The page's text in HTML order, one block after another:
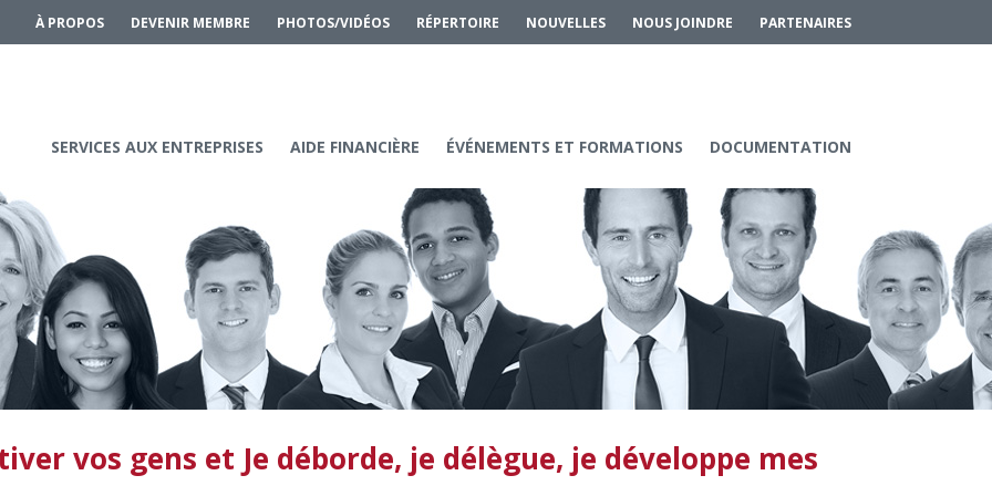
À PROPOS DEVENIR MEMBRE PHOTOS/VIDÉOS RÉPERTOIRE NOUVELLES NOUS JOINDRE PARTENAIRES
SERVICES AUX ENTREPRISES AIDE FINANCIÈRE ÉVÉNEMENTS ET FORMATIONS DOCUMENTATION
vos gens et Je déborde, je délègue, je développe mes